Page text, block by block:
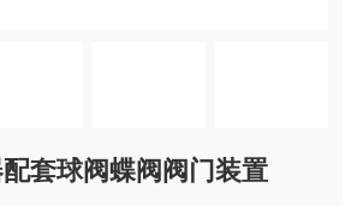
套球阀蝶阀阀门装置